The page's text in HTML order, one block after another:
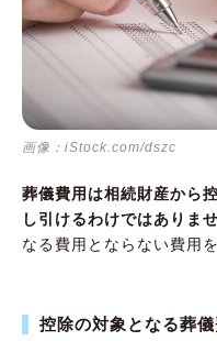
画像：iStock.com/dszc
葬儀費用は相続財産から
し引けるわけではありま
なる費用とならない費用
控除の対象となる葬儀